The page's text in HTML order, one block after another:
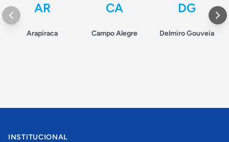
AR
Arapiraca
CA
Campo Alegre
DG
Delmiro Gouveia
INSTITUCIONAL